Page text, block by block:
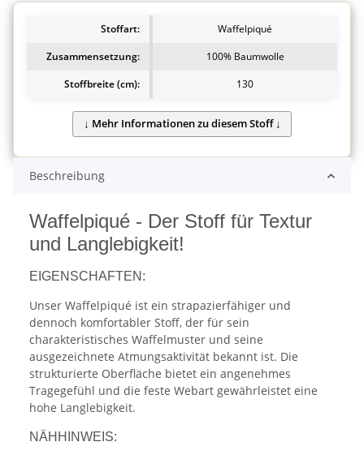
Stoffart:
Waffelpiqué
Zusammensetzung:
100% Baumwolle
Stoffbreite (cm):
130
Beschreibung
Waffelpiqué - Der Stoff für Textur
und Langlebigkeit!
EIGENSCHAFTEN:
Unser Waffelpiqué ist ein strapazierfähiger und
dennoch komfortabler Stoff, der für sein
charakteristisches Waffelmuster und seine
ausgezeichnete Atmungsaktivität bekannt ist. Die
strukturierte Oberfläche bietet ein angenehmes
Tragegefühl und die feste Webart gewährleistet eine
hohe Langlebigkeit.
NÄHHINWEIS: